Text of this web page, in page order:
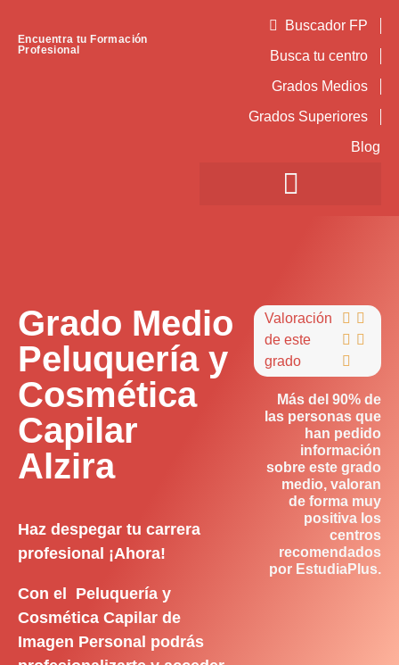
Encuentra tu Formación
Profesional
Buscador FP
Busca tu centro
Grados Medios
Grados Superiores
Blog
Grado Medio
Peluquería y
Cosmética
Capilar
Alzira
Haz despegar tu carrera
profesional ¡Ahora!
Con el Peluquería y
Cosmética Capilar de
Imagen Personal podrás
Valoración
de este
grado
 
 

Más del 90% de
las personas que
han pedido
información
sobre este grado
medio, valoran
de forma muy
positiva los
centros
recomendados
por EstudiaPlus.